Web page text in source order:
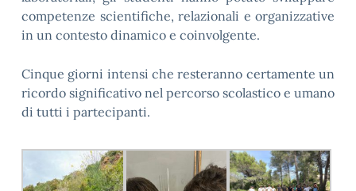
competenze scientifiche, relazionali e organizzative
in un contesto dinamico e coinvolgente.
Cinque giorni intensi che resteranno certamente un
ricordo significativo nel percorso scolastico e umano
di tutti i partecipanti.